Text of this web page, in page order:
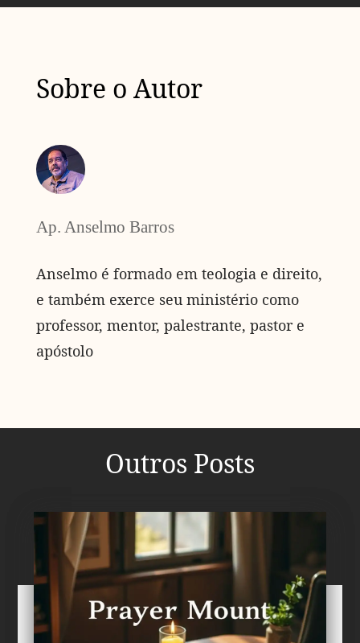
Sobre o Autor
Ap. Anselmo Barros
Anselmo é formado em teologia e direito,
e também exerce seu ministério como
professor, mentor, palestrante, pastor e
apóstolo
Outros Posts